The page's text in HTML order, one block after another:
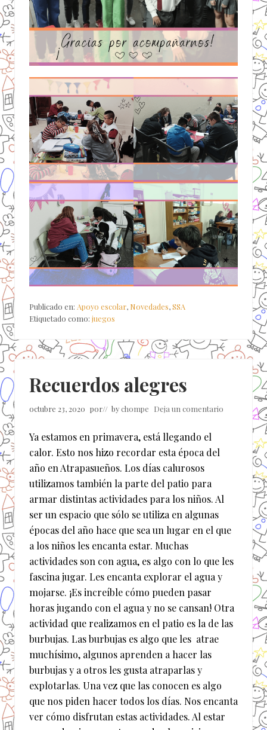
Publicado en: Apoyo escolar, Novedades,SSA
Etiquetado como: juegos
Recuerdos alegres
octubre 23, 2020 por// bychompe Deja un comentario
Ya estamos en primavera, está llegando el
calor. Esto nos hizo recordar esta época del
año en Atrapasueños. Los días calurosos
utilizamos también la parte del patio para
armar distintas actividades para los niños. Al
ser un espacio que sólo se utiliza en algunas
épocas del año hace que sea un lugar en el que
a los niños les encanta estar. Muchas
actividades son con agua, es algo con lo que les
fascina jugar. Les encanta explorar el agua y
mojarse. ¡Es increíble cómo pueden pasar
horas jugando con el agua y no se cansan! Otra
actividad que realizamos en el patio es la de las
burbujas. Las burbujas es algo que les atrae
muchísimo, algunos aprenden a hacer las
burbujas y a otros les gusta atraparlas y
explotarlas. Una vez que las conocen es algo
que nos piden hacer todos los días. Nos encanta
ver cómo disfrutan estas actividades. Al estar